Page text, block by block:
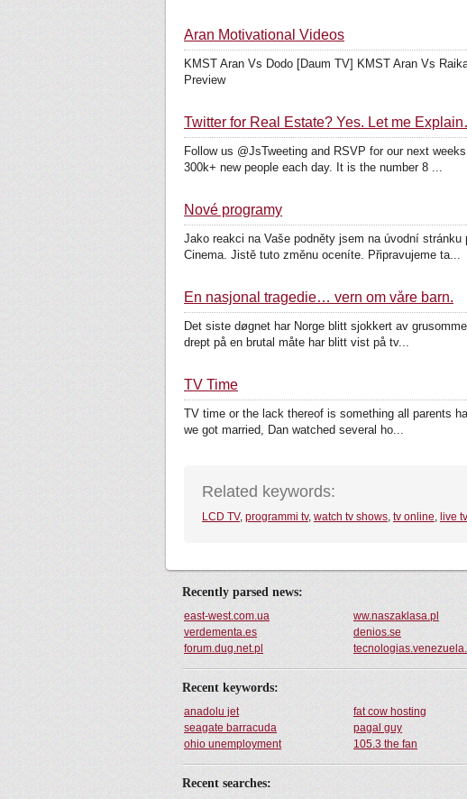
Aran Motivational Videos
KMST Aran Vs Dodo [Daum TV] KMST Aran Vs
Preview
Twitter for Real Estate? Yes. Let me
Follow us @JsTweeting and RSVP for our next
300k+ new people each day. It is the number 8 ...
Nové programy
Jako reakci na Vaše podněty jsem na úvodní
Cinema. Jistě tuto změnu oceníte. Připravujeme ta...
En nasjonal tragedie… vern om våre barn.
Det siste døgnet har Norge blitt sjokkert av
drept på en brutal måte har blitt vist på tv...
TV Time
TV time or the lack thereof is something all parents
we got married, Dan watched several ho...
Related keywords:
LCD TV, programmi tv, watch tv shows, tv online, live tv
Recently parsed news:
east-west.com.ua ww.naszaklasa.pl
verdementa.es
denios.se
forum.dug.net.pl
Recent keywords:
anadolu jet fat cow hosting
seagate barracuda
pagal guy
ohio unemployment
105.3 the fan
Recent searches: